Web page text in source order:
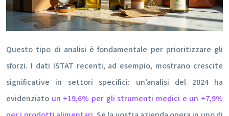
Questo tipo di analisi è fondamentale per prioritizzare gli
sforzi. I dati ISTAT recenti, ad esempio, mostrano crescite
significative in settori specifici: un’analisi del 2024 ha
evidenziato un +19,6% per gli strumenti medici e un +7,9%